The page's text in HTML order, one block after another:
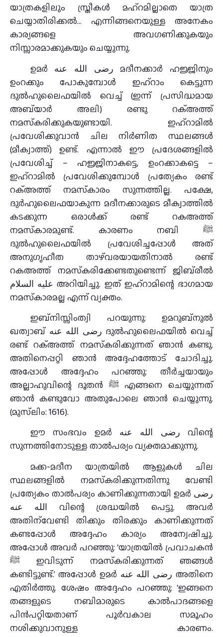
യാത്രകളിലും സ്ത്രീകള്‍ മഹ്‌റമില്ലാതെ യാത്ര
ചെയ്യാതിരിക്കല്‍… എന്നിങ്ങനെയുള്ള അനേകം
കാര്യങ്ങളെ അവഗണിക്കുകയും
നിസ്സാരമാക്കുകയും ചെയ്യുന്നു.
ഉമര്‍ رضى الله عنه മദീനക്കാര്‍ ഹജ്ജിനും
ഉംറക്കും പോകുമ്പോള്‍ ഇഹ്‌റാം കെട്ടുന്ന
ദുല്‍ഹുലൈഫയില്‍ വെച്ച് (ഇന്ന് പ്രസിദ്ധമായ
അബ്‌യാര്‍ അലി) രണ്ടു റക്അത്ത്
നമസ്‌കരിക്കുകയുണ്ടായി. ഇഹ്‌റാമില്‍
പ്രവേശിക്കുവാന്‍ ചില നിര്‍ണിത സ്ഥലങ്ങള്‍
(മീക്വാത്ത്) ഉണ്ട്. എന്നാല്‍ ഈ പ്രദേശങ്ങളില്‍
പ്രവേശിച്ച് – ഹജ്ജിനാകട്ടെ, ഉംറക്കാകട്ടെ –
ഇഹ്‌റാമില്‍ പ്രവേശിക്കുമ്പോള്‍ പ്രത്യേകം രണ്ട്
റക്അത്ത് നമസ്‌കാരം സുന്നത്തില്ല. പക്ഷേ,
ദുര്‍ഹുലൈഫയാകുന്ന മദീനക്കാരുടെ മീക്വാത്തില്‍
കടക്കുന്ന ഒരാള്‍ക്ക് രണ്ട് റകഅത്ത്
നമസ്‌കാരമുണ്ട്. കാരണം നബി ﷺ
ദുല്‍ഹുലൈഫയില്‍ പ്രവേശിച്ചപ്പോള്‍ അത്
അനുഗൃഹീത താഴ്‌വരയായതിനാല്‍ രണ്ട്
റകഅത്ത് നമസ്‌കരിക്കേണ്ടതുണ്ടെന്ന് ജിബ്‌രീല്‍
عليه السلام അറിയിച്ചു. ഇത് ഇഹ്‌റാമിന്റെ ഭാഗമായ
നമസ്‌കാരമല്ല എന്ന് വ്യക്തം.
ഇബ്‌നിസ്സിംത്വി പറയുന്നു: ഉമറുബ്‌നുല്‍
ഖത്വാബ് رضى الله عنه ദുല്‍ഹുലൈഫയില്‍ വെച്ച്
രണ്ട് റക്അത്ത് നമസ്‌കരിക്കുന്നത് ഞാന്‍ കണ്ടു.
അതിനെപ്പറ്റി ഞാന്‍ അദ്ദേഹത്തോട് ചോദിച്ചു.
അപ്പോള്‍ അദ്ദേഹം പറഞ്ഞു: തീര്‍ച്ചയായും
അല്ലാഹുവിന്റെ ദൂതന്‍ ﷺ എങ്ങനെ ചെയ്യുന്നത്
ഞാന്‍ കണ്ടുവോ അതുപോലെ ഞാന്‍ ചെയ്യുന്നു.
(മുസ്‌ലിം: 1616).
ഈ സംഭവം ഉമര്‍ رضى الله عنه വിന്റെ
സുന്നത്തിനോടുള്ള താല്‍പര്യം വ്യക്തമാക്കുന്നു.
മക്ക-മദീന യാത്രയില്‍ ആളുകള്‍ ചില
സ്ഥലങ്ങളില്‍ നമസ്‌കരിക്കുന്നതിന്നു വേണ്ടി
പ്രത്യേകം താല്‍പര്യം കാണിക്കുന്നതായി ഉമര്‍ رضى
الله عنه വിന്റെ ശ്രദ്ധയില്‍ പെട്ടു. അവര്‍
അതിന്‌വേണ്ടി തിക്കും തിരക്കും കാണിക്കുന്നത്
കണ്ടപ്പോള്‍ അദ്ദേഹം കാര്യം അന്വേഷിച്ചു.
അപ്പോള്‍ അവര്‍ പറഞ്ഞു: ‘യാത്രയില്‍ പ്രവാചകന്‍
ﷺ ഇവിടുന്ന് നമസ്‌കരിക്കുന്നത് ഞങ്ങള്‍
കണ്ടിട്ടുണ്ട്.’ അപ്പോള്‍ ഉമര്‍ رضى الله عنه അതിനെ
എതിര്‍ത്തു. ശേഷം അദ്ദേഹം പറഞ്ഞു: ‘ഇങ്ങനെ
തങ്ങളുടെ നബിമാരുടെ കാല്‍പാദങ്ങളെ
പിന്‍പറ്റിയതാണ് പൂര്‍വകാല സമൂഹം
നശിക്കുവാനുള്ള കാരണം.